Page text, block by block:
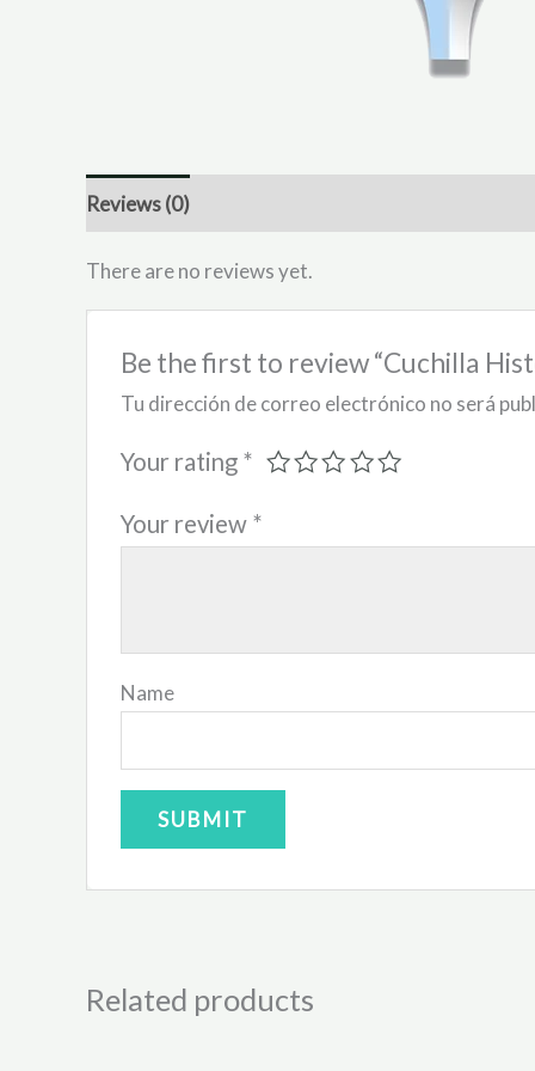
Reviews (0)
There are no reviews yet.
Be the first to review “Cuchilla
Tu dirección de correo electrónico no será
Your rating *
Your review *
Name
Related products